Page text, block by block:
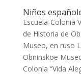
Niños
Escuela-Colonia
de Historia de
Museo, en ruso
Obninskoe
Colonia “Vida